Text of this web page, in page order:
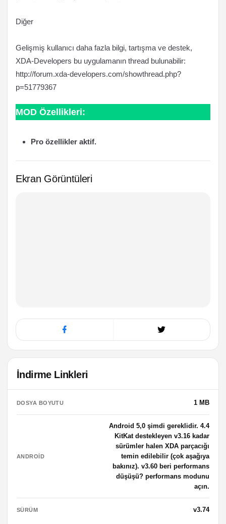
Diğer
Gelişmiş kullanıcı daha fazla bilgi, tartışma ve destek,
XDA-Developers bu uygulamanın thread bulunabilir:
http://forum.xda-developers.com/showthread.php?
p=51779367
MOD Özellikleri:
Pro özellikler aktif.
Ekran Görüntüleri
İndirme Linkleri
DOSYA BOYUTU 1 MB
ANDROID
Android 5,0 şimdi gereklidir. 4.4
KitKat destekleyen v3.16 kadar
sürümler halen XDA parçacığı
temin edilebilir (çok aşağıya
bakınız). v3.60 beri performans
düşüşü? performans modunu
açın.
SÜRÜM v3.74